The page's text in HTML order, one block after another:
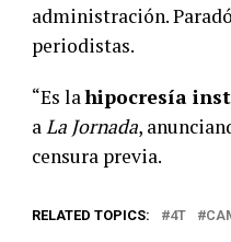
administración.
periodistas.
“Es lahipocresía
aLa Jornada,
censura previa.
RELATED TOPICS: 4T